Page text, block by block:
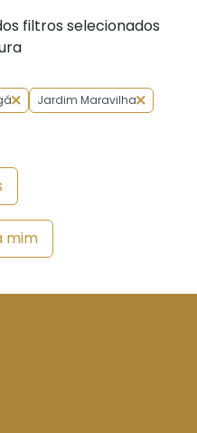
Jardim Maravilha
filtros selecionados
mim